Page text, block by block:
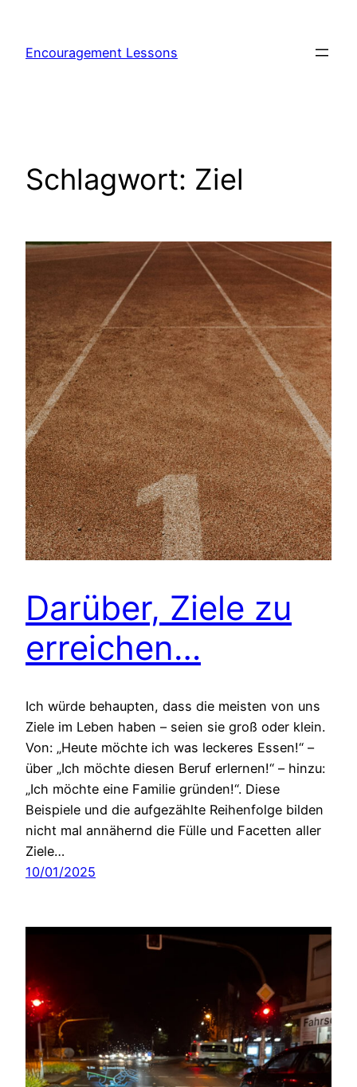
Encouragement Lessons
Schlagwort: Ziel
Darüber, Ziele zu
erreichen…
Ich würde behaupten, dass die meisten von uns
Ziele im Leben haben – seien sie groß oder klein.
Von: „Heute möchte ich was leckeres Essen!“ –
über „Ich möchte diesen Beruf erlernen!“ – hinzu:
„Ich möchte eine Familie gründen!“. Diese
Beispiele und die aufgezählte Reihenfolge bilden
nicht mal annähernd die Fülle und Facetten aller
Ziele…
10/01/2025